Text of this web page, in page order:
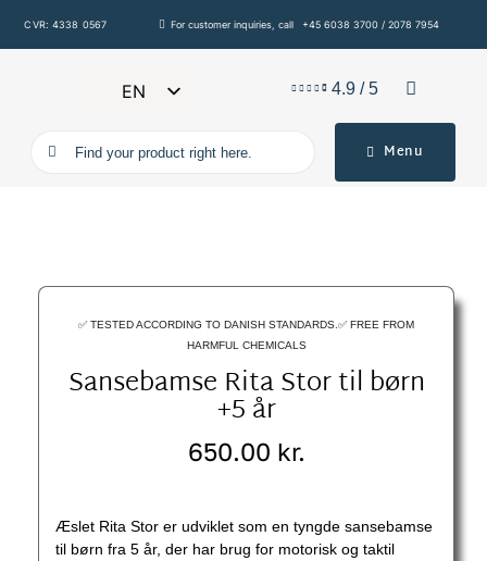
CVR: 4338 0567 For customer inquiries, call +45 6038 3700 / 2078 7954
EN
DA
DE
4.9 /5
Søg
efter:
Menu
✅ TESTED ACCORDING TO DANISH STANDARDS.✅ FREE FROM
HARMFUL CHEMICALS
Sansebamse Rita Stor til børn
+5 år
650.00 kr.
Æslet Rita Stor er udviklet som en tyngde sansebamse
til børn fra 5 år, der har brug for motorisk og taktil